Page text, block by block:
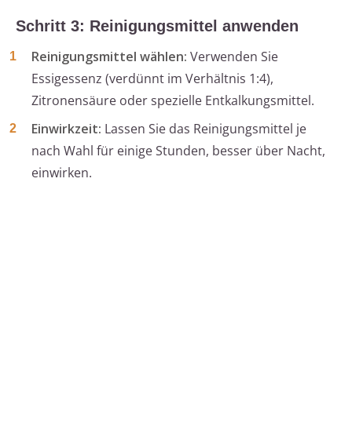
Schritt 3: Reinigungsmittel anwenden
Reinigungsmittel wählen: Verwenden Sie
Essigessenz (verdünnt im Verhältnis 1:4),
Zitronensäure oder spezielle Entkalkungsmittel.
Einwirkzeit: Lassen Sie das Reinigungsmittel je
nach Wahl für einige Stunden, besser über Nacht,
einwirken.